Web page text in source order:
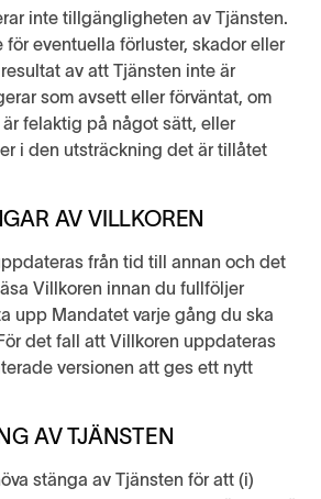
inte tillgängligheten av Tjänsten.
för eventuella förluster, skador eller
av att Tjänsten inte är
som avsett eller förväntat, om
felaktig på något sätt, eller
i den utsträckning det är tillåtet
AV VILLKOREN
från tid till annan och det
Villkoren innan du fullföljer
upp Mandatet varje gång du ska
det fall att Villkoren uppdateras
versionen att ges ett nytt
AV TJÄNSTEN
stänga av Tjänsten för att (i)